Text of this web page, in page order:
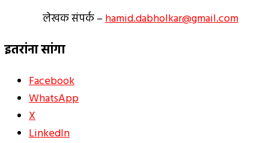
लेखक संपर्क –hamid.dabholkar@gmail.com
इतरांना सांगा
Facebook
WhatsApp
X
LinkedIn